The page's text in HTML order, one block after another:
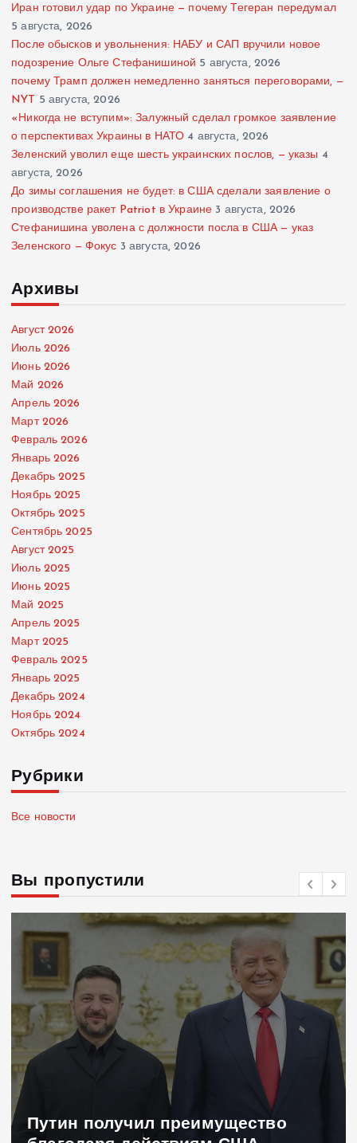
Иран готовил удар по Украине — почему Тегеран передумал
5 августа, 2026
После обысков и увольнения: НАБУ и САП вручили новое
подозрение Ольге Стефанишиной 5 августа, 2026
почему Трамп должен немедленно заняться переговорами, —
NYT 5 августа, 2026
«Никогда не вступим»: Залужный сделал громкое заявление
о перспективах Украины в НАТО 4 августа, 2026
Зеленский уволил еще шесть украинских послов, — указы 4
августа, 2026
До зимы соглашения не будет: в США сделали заявление о
производстве ракет Patriot в Украине 3 августа, 2026
Стефанишина уволена с должности посла в США — указ
Зеленского — Фокус 3 августа, 2026
Архивы
Август 2026
Июль 2026
Июнь 2026
Май 2026
Апрель 2026
Март 2026
Февраль 2026
Январь 2026
Декабрь 2025
Ноябрь 2025
Октябрь 2025
Сентябрь 2025
Август 2025
Июль 2025
Июнь 2025
Май 2025
Апрель 2025
Март 2025
Февраль 2025
Январь 2025
Декабрь 2024
Ноябрь 2024
Октябрь 2024
Рубрики
Все новости
Вы пропустили
Путин получил преимущество